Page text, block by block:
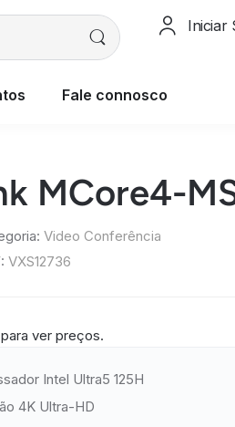
Iniciar
Fale connosco
MCore4-
Video Conferência
VXS12736
ver preços.
Intel Ultra5 125H
4K Ultra-HD